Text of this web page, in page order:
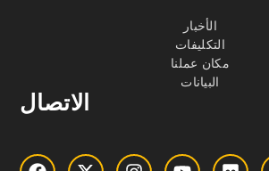
الأخبار
التكليفات
مكان عملنا
البيانات
الاتصال